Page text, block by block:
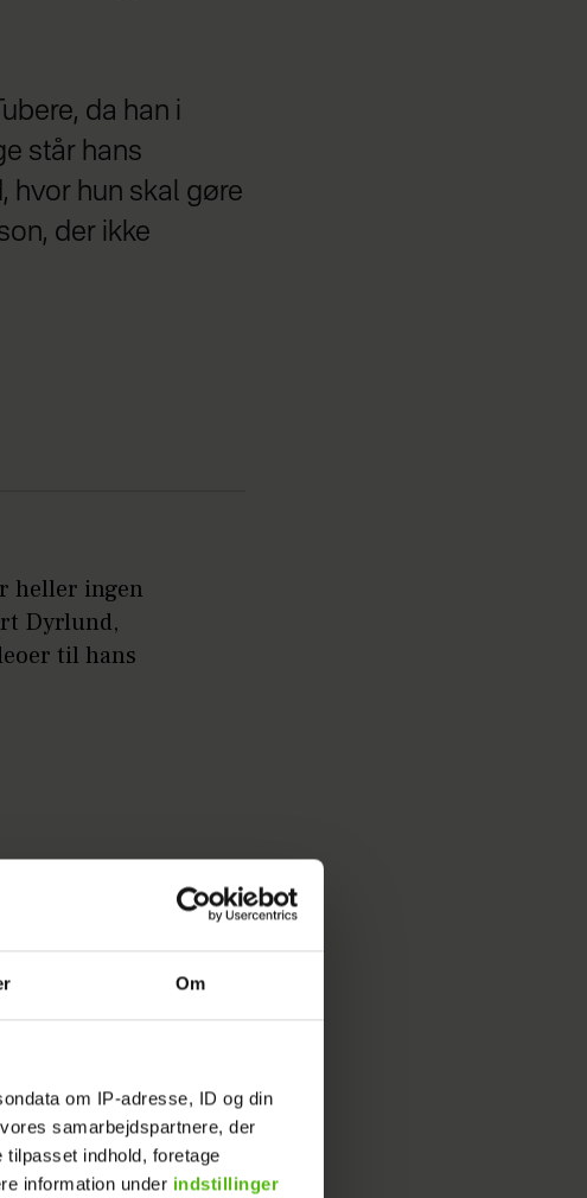
Om
om IP-adresse, ID og din
samarbejdspartnere, der
indhold, foretage
information under indstillinger
da han i
står hans
hvor hun skal gøre
der ikke
heller ingen
Dyrlund,
til hans
er jo bare et